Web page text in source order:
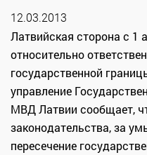
12.03.2013
Латвийская сторона с 1
относительно
государственной
управление
МВД Латвии сообщает,
законодательства, за
пересечение